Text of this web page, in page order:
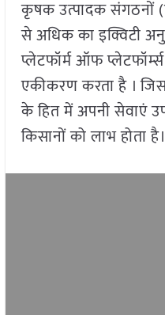
कृषक उत्पादक संगठनों
से अधिक का इक्विटी
प्लेटफॉर्म ऑफ
एकीकरण करता है ।
के हित में अपनी सेवाएं
किसानों को लाभ होता है।